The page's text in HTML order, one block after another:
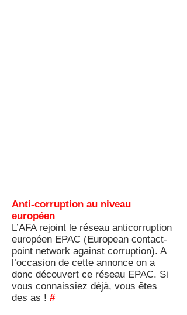
Anti-corruption au niveau
européen
L’AFA rejoint le réseau anticorruption
européen EPAC (European contact-
point network against corruption). A
l’occasion de cette annonce on a
donc découvert ce réseau EPAC. Si
vous connaissiez déjà, vous êtes
des as ! #